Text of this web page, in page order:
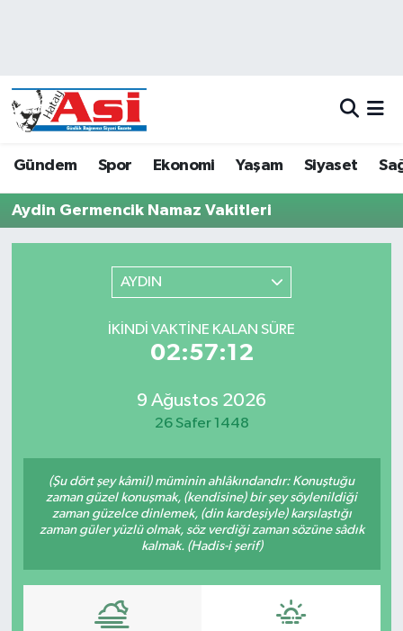
Gündem Spor Ekonomi Yaşam Siyaset
Aydin Germencik Namaz Vakitleri
AYDIN
İKINDI VAKTINE KALAN SÜRE
02:57:12
9 Ağustos 2026
26 Safer 1448
(Şu dört şey kâmil) müminin ahlâkındandır: Konuştuğu
zaman güzel konuşmak, (kendisine) bir şey söylenildiği
zaman güzelce dinlemek, (din kardeşiyle) karşılaştığı
zaman güler yüzlü olmak, söz verdiği zaman sözüne sâdık
kalmak. (Hadis-i şerif)
Dünya
Eğitim
Ekonomi
Magazin
Teknoloji
Yaşam
Trafik Durumu
Süper Lig Puan Durumu ve Fikstür
Tüm Manşetler
Haber Arşivi